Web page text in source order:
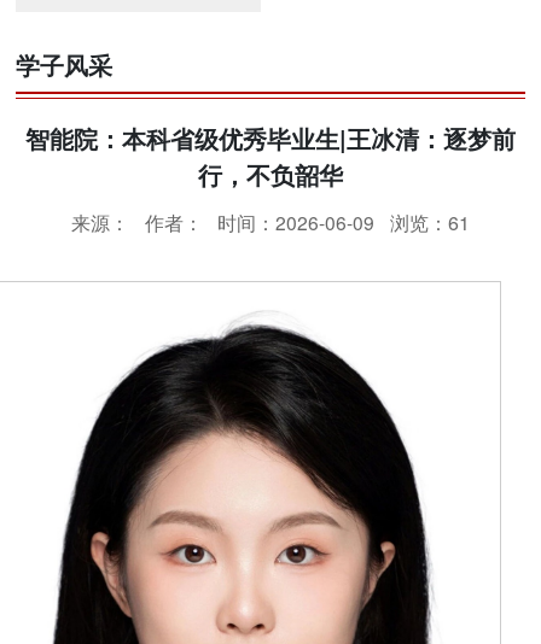
学子风采
智能院：本科省级优秀毕业生|王冰清：逐梦前
行，不负韶华
来源： 作者： 时间：2026-06-09 浏览：61